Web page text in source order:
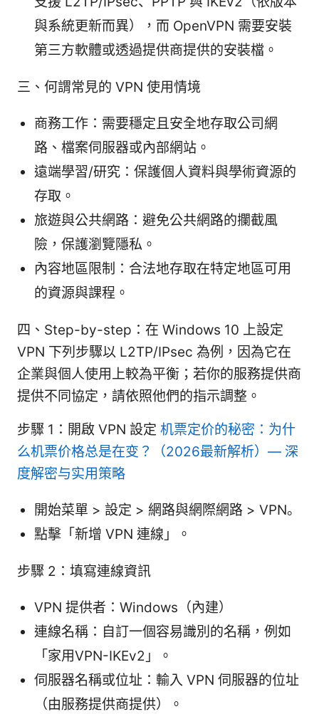
與系統更新而異），而 OpenVPN 需要安裝
第三方軟體或透過提供商提供的安裝檔。
三、何謂常見的 VPN 使用情境
商務工作：需要穩定且安全地存取公司網
路、檔案伺服器或內部網站。
遠端學習/研究：保護個人資料與學術資源的
存取。
旅遊與公共網路：避免公共網路的攔截風
險，保護瀏覽隱私。
內容地區限制：合法地存取在特定地區可用
的資源與課程。
四、Step-by-step：在 Windows 10 上設定
VPN 下列步驟以 L2TP/IPsec 為例，因為它在
企業與個人使用上較為平衡；若你的服務提供商
提供不同協定，請依照他們的指示調整。
步驟 1：開啟 VPN 設定 机票定价的秘密：为什
么机票价格总是在变？（2026最新解析）— 深
度解密与实用策略
開始菜單 > 設定 > 網路與網際網路 > VPN。
點擊「新增 VPN 連線」。
步驟 2：填寫連線資訊
VPN 提供者：Windows（內建）
連線名稱：自訂一個容易識別的名稱，例如
「家用VPN-IKEv2」。
伺服器名稱或位址：輸入 VPN 伺服器的位址
（由服務提供商提供）。